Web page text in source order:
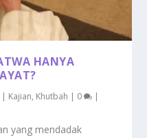
HANYA
| Kajian, Khutbah | 0 |
yang mendadak